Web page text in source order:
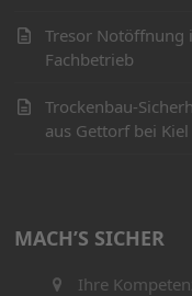
Tresor Notöffnung
Fachbetrieb
Trockenbau-
aus Gettorf bei Kiel
MACH’S SICHER
Ihre